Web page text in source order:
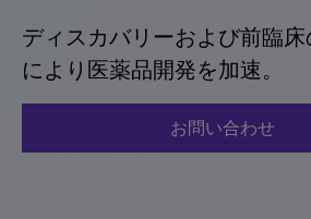
ディスカバリーおよび前臨
により医薬品開発を加速。
お問い合わせ